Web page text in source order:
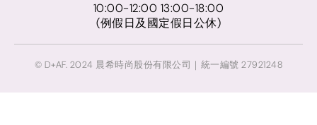
10:00-12:00 13:00-18:00
(例假日及國定假日公休)
© D+AF. 2024 晨希時尚股份有限公司｜統一編號 27921248